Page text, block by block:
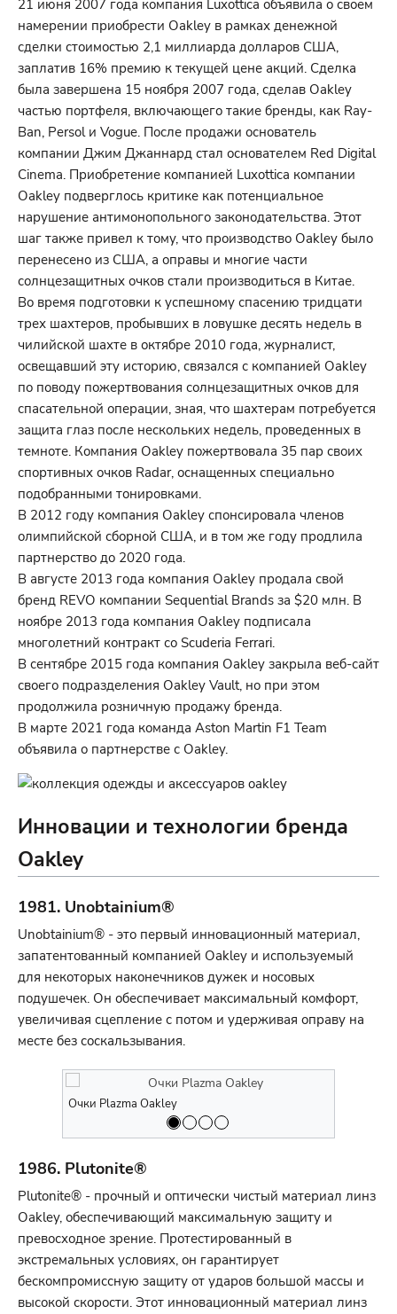
21 июня 2007 года компания Luxottica объявила о своем
намерении приобрести Oakley в рамках денежной
сделки стоимостью 2,1 миллиарда долларов США,
заплатив 16% премию к текущей цене акций. Сделка
была завершена 15 ноября 2007 года, сделав Oakley
частью портфеля, включающего такие бренды, как Ray-
Ban, Persol и Vogue. После продажи основатель
компании Джим Джаннард стал основателем Red Digital
Cinema. Приобретение компанией Luxottica компании
Oakley подверглось критике как потенциальное
нарушение антимонопольного законодательства. Этот
шаг также привел к тому, что производство Oakley было
перенесено из США, а оправы и многие части
солнцезащитных очков стали производиться в Китае.
Во время подготовки к успешному спасению тридцати
трех шахтеров, пробывших в ловушке десять недель в
чилийской шахте в октябре 2010 года, журналист,
освещавший эту историю, связался с компанией Oakley
по поводу пожертвования солнцезащитных очков для
спасательной операции, зная, что шахтерам потребуется
защита глаз после нескольких недель, проведенных в
темноте. Компания Oakley пожертвовала 35 пар своих
спортивных очков Radar, оснащенных специально
подобранными тонировками.
В 2012 году компания Oakley спонсировала членов
олимпийской сборной США, и в том же году продлила
партнерство до 2020 года.
В августе 2013 года компания Oakley продала свой
бренд REVO компании Sequential Brands за $20 млн. В
ноябре 2013 года компания Oakley подписала
многолетний контракт со Scuderia Ferrari.
В сентябре 2015 года компания Oakley закрыла веб-сайт
своего подразделения Oakley Vault, но при этом
продолжила розничную продажу бренда.
В марте 2021 года команда Aston Martin F1 Team
объявила о партнерстве с Oakley.
Инновации и технологии бренда
Oakley
1981. Unobtainium®
Unobtainium® - это первый инновационный материал,
запатентованный компанией Oakley и используемый
для некоторых наконечников дужек и носовых
подушечек. Он обеспечивает максимальный комфорт,
увеличивая сцепление с потом и удерживая оправу на
месте без соскальзывания.
Очки Plazma Oakley
1986. Plutonite®
Plutonite® - прочный и оптически чистый материал линз
Oakley, обеспечивающий максимальную защиту и
превосходное зрение. Протестированный в
экстремальных условиях, он гарантирует
бескомпромиссную защиту от ударов большой массы и
высокой скорости. Этот инновационный материал линз